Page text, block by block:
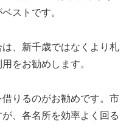
ストです。
、新千歳ではなくより札
をお勧めします。
りるのがお勧めです。市
、各名所を効率よく回る